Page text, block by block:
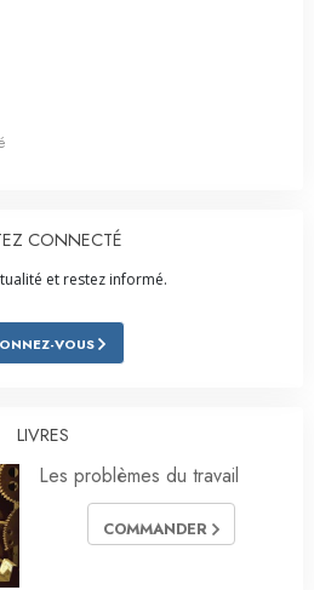
CONNECTÉ
et restez informé.
VOUS
LIVRES
Les problèmes du travail
COMMANDER